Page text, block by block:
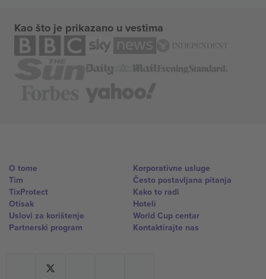
Kao što je prikazano u vestima
O tome
Tim
TixProtect
Otisak
Uslovi za korištenje
Partnerski program
Korporativne usluge
Često postavljana pitanja
Kako to radi
Hoteli
World Cup centar
Kontaktirajte nas